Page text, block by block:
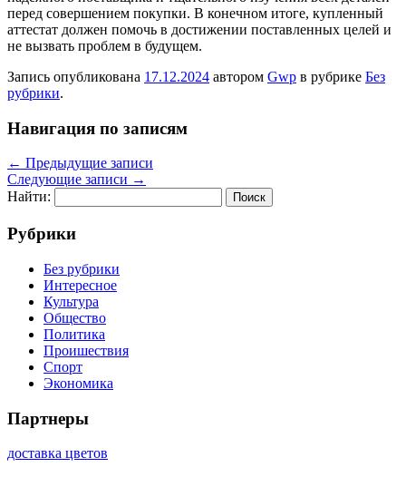
перед совершением покупки. В конечном итоге, купленный
аттестат должен помочь в достижении поставленных целей и
не вызвать проблем в будущем.
Запись опубликована 17.12.2024 автором Gwp в рубрике Без
рубрики.
Навигация по записям
← Предыдущие записи
Следующие записи →
Найти:
Рубрики
Без рубрики
Интересное
Культура
Общество
Политика
Проишествия
Спорт
Экономика
Партнеры
доставка цветов